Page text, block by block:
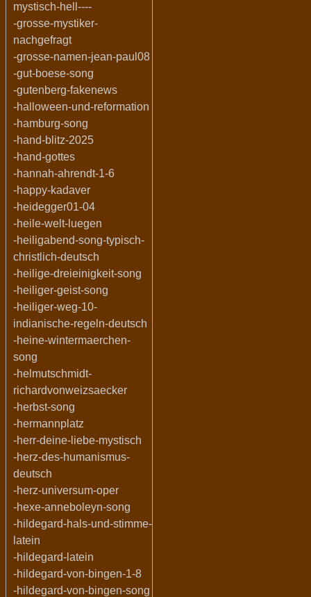
mystisch-hell----
-grosse-mystiker-
nachgefragt
-grosse-namen-jean-paul08
-gut-boese-song
-gutenberg-fakenews
-halloween-und-reformation
-hamburg-song
-hand-blitz-2025
-hand-gottes
-hannah-ahrendt-1-6
-happy-kadaver
-heidegger01-04
-heile-welt-luegen
-heiligabend-song-typisch-
christlich-deutsch
-heilige-dreieinigkeit-song
-heiliger-geist-song
-heiliger-weg-10-
indianische-regeln-deutsch
-heine-wintermaerchen-
song
-helmutschmidt-
richardvonweizsaecker
-herbst-song
-hermannplatz
-herr-deine-liebe-mystisch
-herz-des-humanismus-
deutsch
-herz-universum-oper
-hexe-anneboleyn-song
-hildegard-hals-und-stimme-
latein
-hildegard-latein
-hildegard-von-bingen-1-8
-hildegard-von-bingen-song